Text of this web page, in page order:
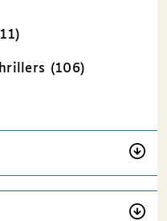
(106)